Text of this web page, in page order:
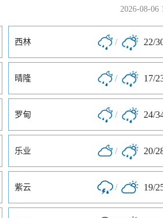
2026-08-06
西林 / 22/
晴隆 / 17/
罗甸 / 24/
乐业 / 20/
紫云 / 19/